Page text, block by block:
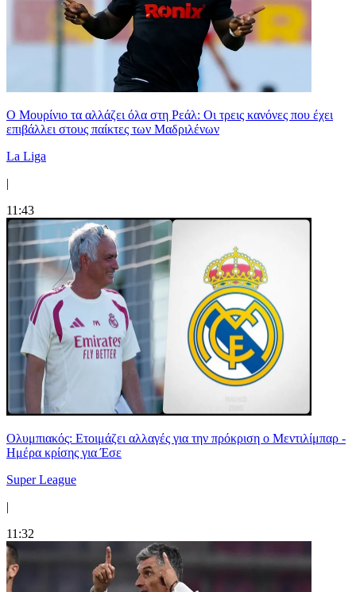
Ο Μουρίνιο τα αλλάζει όλα στη Ρεάλ: Οι τρεις κανόνες που έχει
επιβάλλει στους παίκτες των Μαδριλένων
La Liga
|
11:43
Ολυμπιακός: Ετοιμάζει αλλαγές για την πρόκριση ο Μεντιλίμπαρ -
Ημέρα κρίσης για Έσε
Super League
|
11:32